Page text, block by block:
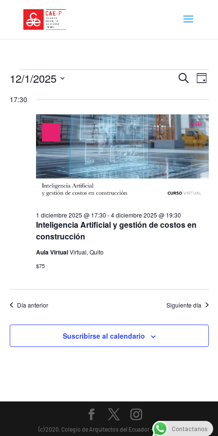
Eventos
en
1
de
y
Eventos
Buscar
de
de
Día
12/1/2025
la17:30
Inteligencia Artificial y gestión de costos en
construcción
1 diciembre 2025 @ 17:30 -4 diciembre 2025 @ 19:30
Aula VirtualVirtual, Quito
$75
Día anterior Siguiente día
Suscribirse al calendario
(c) 2020. Colegio de Arquitectos del Ecuador - PichinchaContáctanos